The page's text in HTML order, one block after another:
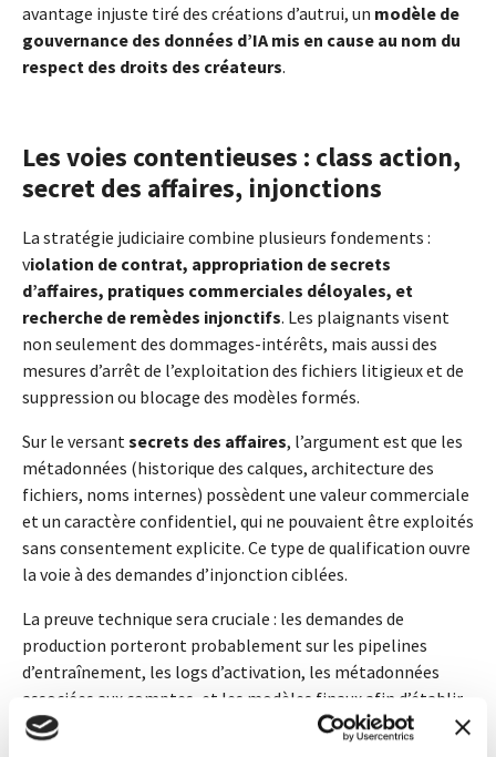
avantage injuste tiré des créations d’autrui, un modèle de
gouvernance des données d’IA mis en cause au nom du
respect des droits des créateurs.
Les voies contentieuses : class action,
secret des affaires, injonctions
La stratégie judiciaire combine plusieurs fondements :
violation de contrat, appropriation de secrets
d’affaires, pratiques commerciales déloyales, et
recherche de remèdes injonctifs. Les plaignants visent
non seulement des dommages-intérêts, mais aussi des
mesures d’arrêt de l’exploitation des fichiers litigieux et de
suppression ou blocage des modèles formés.
Sur le versant secrets des affaires, l’argument est que les
métadonnées (historique des calques, architecture des
fichiers, noms internes) possèdent une valeur commerciale
et un caractère confidentiel, qui ne pouvaient être exploités
sans consentement explicite. Ce type de qualification ouvre
la voie à des demandes d’injonction ciblées.
La preuve technique sera cruciale : les demandes de
production porteront probablement sur les pipelines
d’entraînement, les logs d’activation, les métadonnées
associées aux comptes, et les modèles finaux afin d’établir
un lien entre les fichiers clients et les